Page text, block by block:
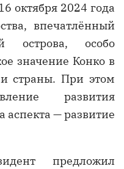
октября 2024 года
впечатлённый
острова, особо
значение Конко в
страны. При этом
развития
аспекта — развитие
предложил